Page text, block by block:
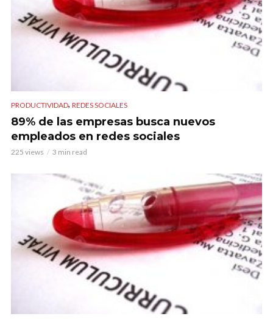
PRODUCTIVIDAD, REDES SOCIALES
89% de las empresas busca nuevos
empleados en redes sociales
225 views 3 min read